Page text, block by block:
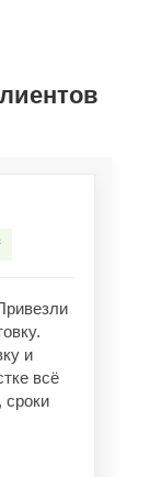
и
всё
сроки